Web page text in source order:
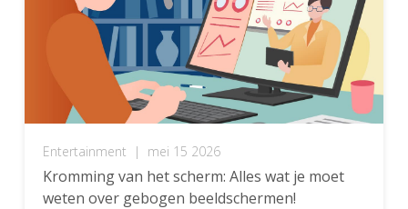
Entertainment | mei 15 2026
Kromming van het scherm: Alles wat je moet
weten over gebogen beeldschermen!